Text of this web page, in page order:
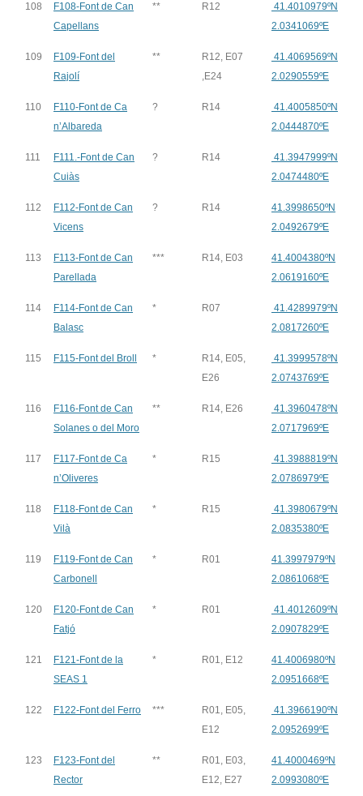
108
F108-Font de Can
Capellans
** R12
41.4010979ºN
2.0341069ºE
109
F109-Font del
Rajolí
**
R12, E07
,E24
41.4069569ºN
2.0290559ºE
110
F110-Font de Ca
n’Albareda
? R14
41.4005850ºN
2.0444870ºE
111
F111.-Font de Can
Cuiàs
? R14
41.3947999ºN
2.0474480ºE
112
F112-Font de Can
Vicens
? R14
41.3998650ºN
2.0492679ºE
113
F113-Font de Can
Parellada
*** R14, E03
41.4004380ºN
2.0619160ºE
114
F114-Font de Can
Balasc
* R07
41.4289979ºN
2.0817260ºE
115 F115-Font del Broll *
R14, E05,
E26
41.3999578ºN
2.0743769ºE
116
F116-Font de Can
Solanes o del Moro
** R14, E26
41.3960478ºN
2.0717969ºE
117
F117-Font de Ca
n’Oliveres
* R15
41.3988819ºN
2.0786979ºE
118
F118-Font de Can
Vilà
* R15
41.3980679ºN
2.0835380ºE
119
F119-Font de Can
Carbonell
* R01
41.3997979ºN
2.0861068ºE
120
F120-Font de Can
Fatjó
* R01
41.4012609ºN
2.0907829ºE
121
F121-Font de la
SEAS 1
* R01, E12
41.4006980ºN
2.0951668ºE
122 F122-Font del Ferro ***
R01, E05,
E12
41.3966190ºN
2.0952699ºE
123
F123-Font del
Rector
**
R01, E03,
E12, E27
41.4000469ºN
2.0993080ºE